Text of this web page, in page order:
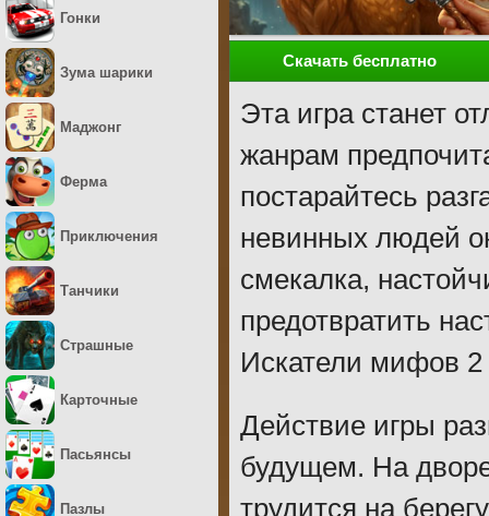
Скачать бесплатно
Эта игра станет
жанрам
постарайтесь
невинных людей
смекалка,
предотвратить
Искатели мифов 2
Действие игры
будущем. На дворе
трудится на
Гонки
Зума шарики
Маджонг
Ферма
Приключения
Танчики
Страшные
Карточные
Пасьянсы
Пазлы